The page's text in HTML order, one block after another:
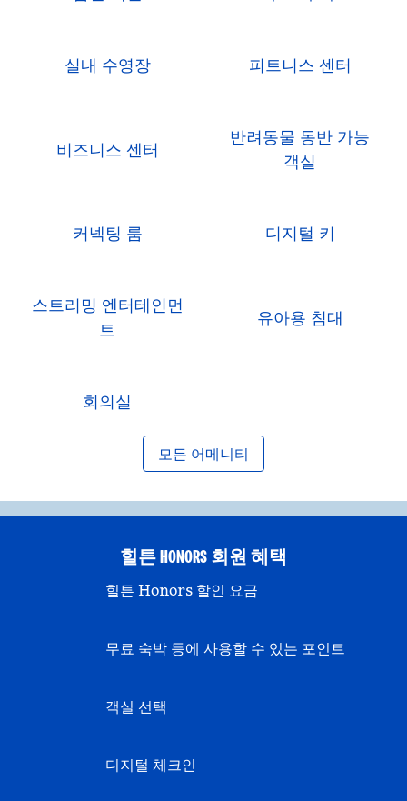
실내 수영장 피트니스 센터
비즈니스 센터
반려동물 동반 가능
객실
커넥팅 룸 디지털 키
스트리밍 엔터테인먼
트
유아용 침대
회의실
모든 어메니티
힐튼 HONORS 회원 혜택
힐튼 Honors 할인 요금
무료 숙박 등에 사용할 수 있는 포인트
객실 선택
디지털 체크인